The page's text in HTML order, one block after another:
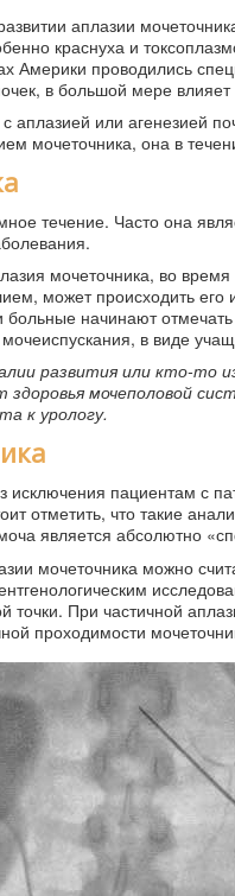
аплазии
краснуха и
проводились
в большой мере
аплазией или агенезией
мочеточника, она в
течение. Часто она
мочеточника, во время
может происходить
начинают
в виде
развития или кто-то
здоровья мочеполовой
к урологу.
пациентам с
отметить, что такие
является абсолютно
мочеточника можно
точки. При частичной
проходимости